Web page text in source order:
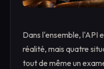
Dans l'ensemble, l'API
réalité, mais quatre
tout de même un